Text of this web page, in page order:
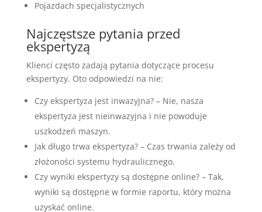
Pojazdach specjalistycznych
Najczęstsze pytania przed
ekspertyzą
Klienci często zadają pytania dotyczące procesu
ekspertyzy. Oto odpowiedzi na nie:
Czy ekspertyza jest inwazyjna? – Nie, nasza
ekspertyza jest nieinwazyjna i nie powoduje
uszkodzeń maszyn.
Jak długo trwa ekspertyza? – Czas trwania zależy od
złożoności systemu hydraulicznego.
Czy wyniki ekspertyzy są dostępne online? – Tak,
wyniki są dostępne w formie raportu, który można
uzyskać online.